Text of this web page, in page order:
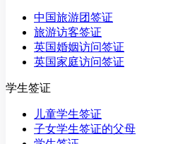
中国旅游团签证
旅游访客签证
英国婚姻访问签证
英国家庭访问签证
学生签证
儿童学生签证
子女学生签证的父母